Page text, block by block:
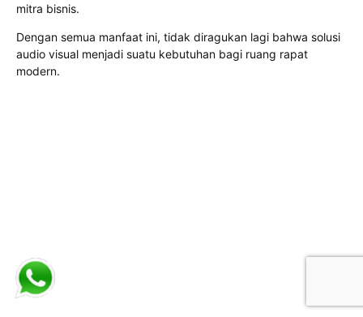
mitra bisnis.
Dengan semua manfaat ini, tidak diragukan lagi bahwa solusi
audio visual menjadi suatu kebutuhan bagi ruang rapat
modern.